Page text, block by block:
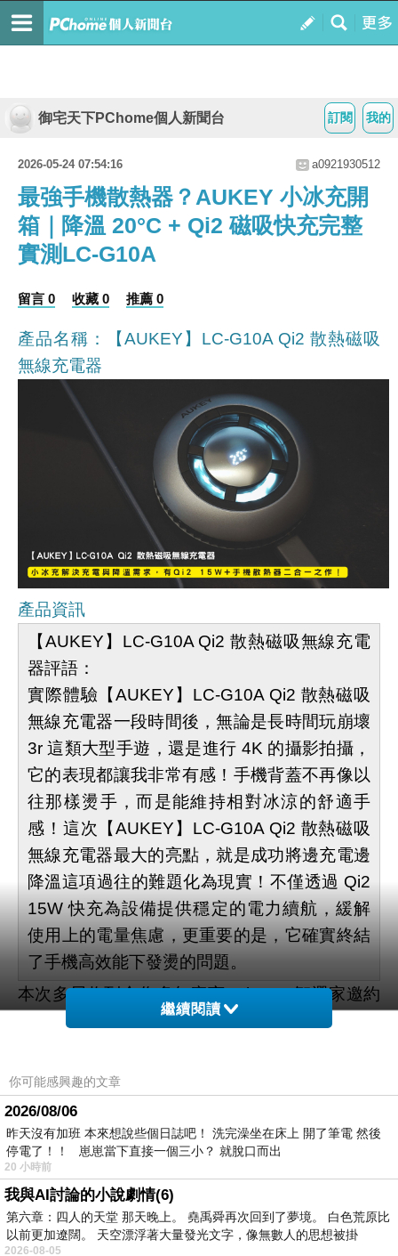
我的
訂閱
御宅天下PChome個人新聞台
2026-05-24 07:54:16 a0921930512
最強手機散熱器？AUKEY 小冰充開
箱｜降溫 20°C + Qi2 磁吸快充完整
實測LC-G10A
留言 0 收藏 0 推薦 0
產品名稱：【AUKEY】LC-G10A Qi2 散熱磁吸
無線充電器
產品資訊
【AUKEY】LC-G10A Qi2 散熱磁吸無線充電
器評語：
實際體驗【AUKEY】LC-G10A Qi2 散熱磁吸
無線充電器一段時間後，無論是長時間玩崩壞
3r 這類大型手遊，還是進行 4K 的攝影拍攝，
它的表現都讓我非常有感！手機背蓋不再像以
往那樣燙手，而是能維持相對冰涼的舒適手
感！這次【AUKEY】LC-G10A Qi2 散熱磁吸
無線充電器最大的亮點，就是成功將邊充電邊
降溫這項過往的難題化為現實！不僅透過 Qi2
15W 快充為設備提供穩定的電力續航，緩解
使用上的電量焦慮，更重要的是，它確實終結
了手機高效能下發燙的問題。
本次多尼收到合作多年廠商 WitsPer 智選家邀約
開箱旗下新販售產品「【AUKEY】LC-G10A
如果各位讀者一直想找款可以一邊充電一邊降溫
的充電設備，那麼這顆小冰充非常值得一看！用
下來除尚未自帶電池需外接電源問題，其餘確實
解決邊充電邊降問的使用需求！可說是有在打大
型手遊，或者有在戶外手機影片拍攝者可以評估
購買的好用產品。
▼ 【AUKEY】LC-G10A Qi2 散熱磁吸無線充電
繼續閱讀
你可能感興趣的文章
2026/08/06
昨天沒有加班 本來想說些個日誌吧！ 洗完澡坐在床上 開了筆電 然後
停電了！！ 崽崽當下直接一個三小？ 就脫口而出
20 小時前
我與AI討論的小說劇情(6)
第六章：四人的天堂 那天晚上。 堯禹舜再次回到了夢境。 白色荒原比
以前更加遼闊。 天空漂浮著大量發光文字，像無數人的思想被掛
2026-08-05